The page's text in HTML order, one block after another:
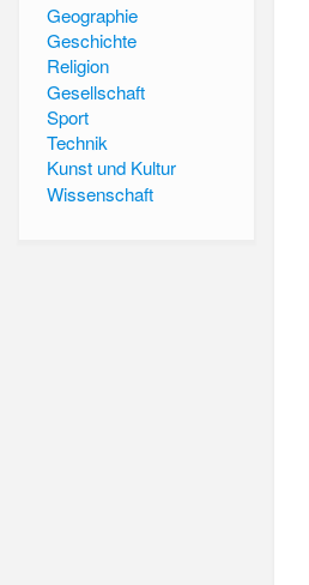
Geographie
Geschichte
Religion
Gesellschaft
Sport
Technik
Kunst und Kultur
Wissenschaft